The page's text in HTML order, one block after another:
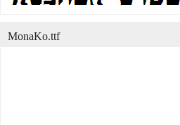
MonaKo.ttf